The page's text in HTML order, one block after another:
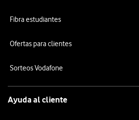
Fibra estudiantes
Ofertas para clientes
Sorteos Vodafone
Ayuda al cliente